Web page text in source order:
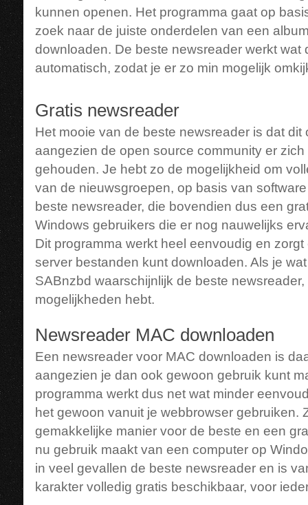
kunnen openen. Het programma gaat op
zoek naar de juiste onderdelen van een
downloaden. De beste newsreader werkt wat
automatisch, zodat je er zo min mogelijk
Gratis newsreader
Het mooie van de beste newsreader is dat
aangezien de open source community er
gehouden. Je hebt zo de mogelijkheid om
van de nieuwsgroepen, op basis van
beste newsreader, die bovendien dus een
Windows gebruikers die er nog nauwelijks
Dit programma werkt heel eenvoudig en
server bestanden kunt downloaden. Als je
SABnzbd waarschijnlijk de beste
mogelijkheden hebt.
Newsreader MAC downloaden
Een newsreader voor MAC downloaden is
aangezien je dan ook gewoon gebruik kunt
programma werkt dus net wat minder
het gewoon vanuit je webbrowser gebruiken.
gemakkelijke manier voor de beste en een
nu gebruik maakt van een computer op
in veel gevallen de beste newsreader en is
karakter volledig gratis beschikbaar, voor